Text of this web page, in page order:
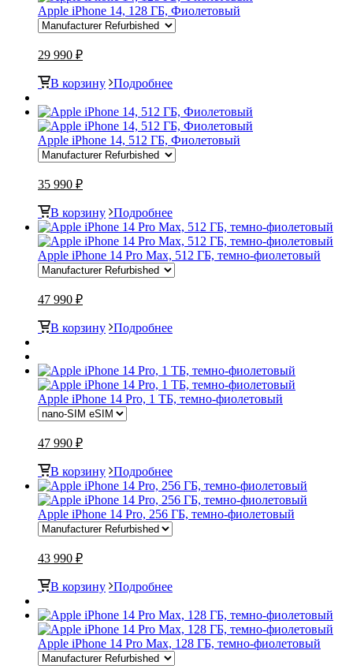
Apple iPhone 14, 128 ГБ, Фиолетовый
29 990 ₽
В корзину Подробнее
Apple iPhone 14, 512 ГБ, Фиолетовый
35 990 ₽
В корзину Подробнее
Apple iPhone 14 Pro Max, 512 ГБ, темно-фиолетовый
47 990 ₽
В корзину Подробнее
Apple iPhone 14 Pro, 1 ТБ, темно-фиолетовый
47 990 ₽
В корзину Подробнее
Apple iPhone 14 Pro, 256 ГБ, темно-фиолетовый
43 990 ₽
В корзину Подробнее
Apple iPhone 14 Pro Max, 128 ГБ, темно-фиолетовый